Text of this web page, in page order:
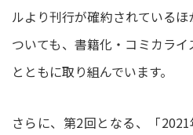
ルより刊行が確約されている
ついても、書籍化・コミカラ
とともに取り組んでいます。
さらに、第2回となる、「